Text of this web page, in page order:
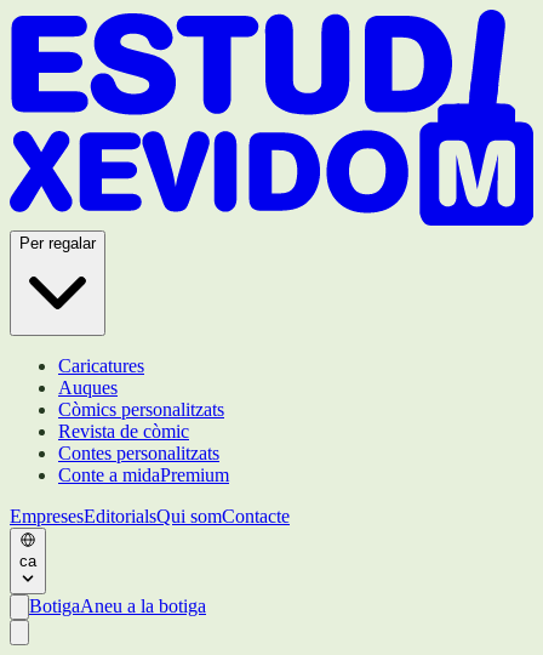
Per regalar
Caricatures
Auques
Còmics personalitzats
Revista de còmic
Contes personalitzats
Conte a midaPremium
EmpresesEditorialsQui somContacte
ca
BotigaAneu a la botiga